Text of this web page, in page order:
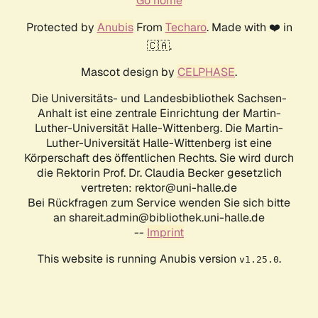
Protected by AnubisFrom Techaro. Made with ❤️ in
🇨🇦.
Mascot design by CELPHASE.
Die Universitäts- und Landesbibliothek Sachsen-
Anhalt ist eine zentrale Einrichtung der Martin-
Luther-Universität Halle-Wittenberg. Die Martin-
Luther-Universität Halle-Wittenberg ist eine
Körperschaft des öffentlichen Rechts. Sie wird durch
die Rektorin Prof. Dr. Claudia Becker gesetzlich
vertreten: rektor@uni-halle.de
Bei Rückfragen zum Service wenden Sie sich bitte
an shareit.admin@bibliothek.uni-halle.de
-- Imprint
This website is running Anubis version v1.25.0.